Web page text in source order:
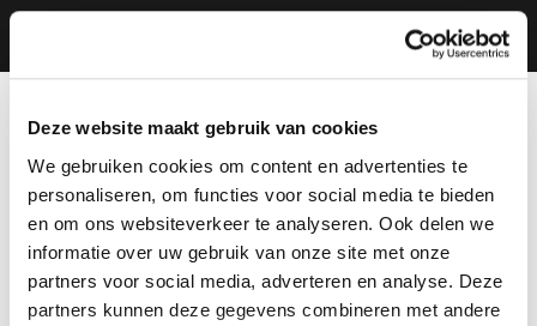
Deze website maakt gebruik van cookies
We gebruiken cookies om content en advertenties te
personaliseren, om functies voor social media te bieden
en om ons websiteverkeer te analyseren. Ook delen we
informatie over uw gebruik van onze site met onze
partners voor social media, adverteren en analyse. Deze
partners kunnen deze gegevens combineren met andere